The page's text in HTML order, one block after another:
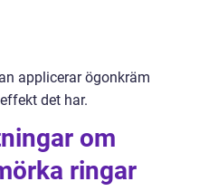
applicerar ögonkräm
det har.
om
ringar